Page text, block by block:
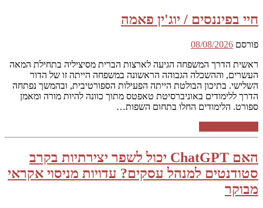
חיי בפיננסים / יוג'ין פאמה
פורסם 08/08/2026
ראשית הדרך המשפחה הגיעה לארצות הברית מסיציליה בתחילת המאה
העשרים, וההשכלה הגבוהה הראשונה במשפחה הייתה זו של הדור
השלישי. בתיכון הבולטת הייתה הפעילות הספורטיבית, ובהמשך נפתחה
הדרך ללימודים באוניברסיטת טאפטס מתוך כוונה להיות מורה ומאמן
ספורט. הלימודים החלו בתחום השפות…
האם ChatGPT יכול לשפר יצירתיות בקרב
סטודנטים למנהל עסקים? עדויות מניסוי אקראי
מבוקר